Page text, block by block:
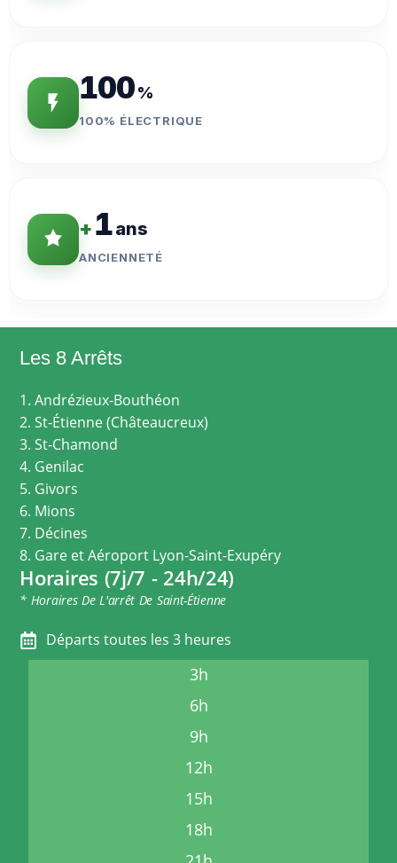
100%
100% ÉLECTRIQUE
+1ans
ANCIENNETÉ
Les 8 Arrêts
1. Andrézieux-Bouthéon
2. St-Étienne (Châteaucreux)
3. St-Chamond
4. Genilac
5. Givors
6. Mions
7. Décines
8. Gare et Aéroport Lyon-Saint-Exupéry
Horaires (7j/7 - 24h/24)
* Horaires De L'arrêt De Saint-Étienne
Départs toutes les 3 heures
3h
6h
9h
12h
15h
18h